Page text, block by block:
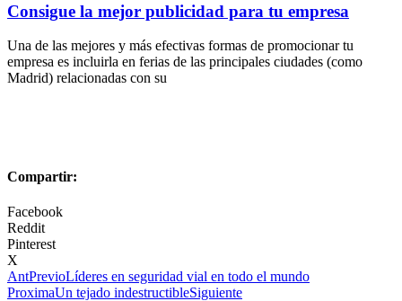
Consigue la mejor publicidad para tu empresa
Una de las mejores y más efectivas formas de promocionar tu
empresa es incluirla en ferias de las principales ciudades (como
Madrid) relacionadas con su
Compartir:
Facebook
Reddit
Pinterest
X
AntPrevioLíderes en seguridad vial en todo el mundo
ProximaUn tejado indestructibleSiguiente